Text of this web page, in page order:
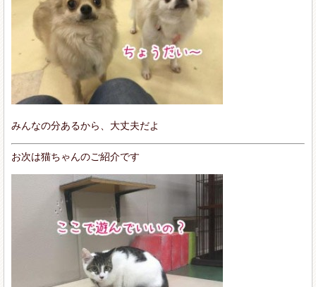
みんなの分あるから、大丈夫だよ
お次は猫ちゃんのご紹介です